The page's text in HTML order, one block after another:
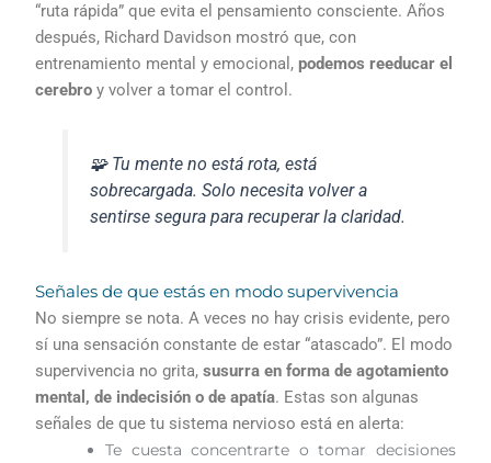
“ruta rápida” que evita el pensamiento consciente. Años
después, Richard Davidson mostró que, con
entrenamiento mental y emocional,podemos reeducar el
cerebro y volver a tomar el control.
🧩 Tu mente no está rota, está
sobrecargada. Solo necesita volver a
sentirse segura para recuperar la claridad.
Señales de que estás en modo supervivencia
No siempre se nota. A veces no hay crisis evidente, pero
sí una sensación constante de estar “atascado”. El modo
supervivencia no grita,susurra en forma de agotamiento
mental, de indecisión o de apatía. Estas son algunas
señales de que tu sistema nervioso está en alerta:
Te cuesta concentrarte o tomar decisiones